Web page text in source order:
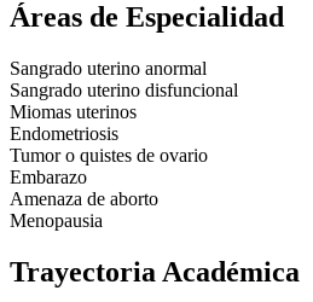
Áreas de Especialidad
Sangrado uterino anormal
Sangrado uterino disfuncional
Miomas uterinos
Endometriosis
Tumor o quistes de ovario
Embarazo
Amenaza de aborto
Menopausia
Trayectoria Académica